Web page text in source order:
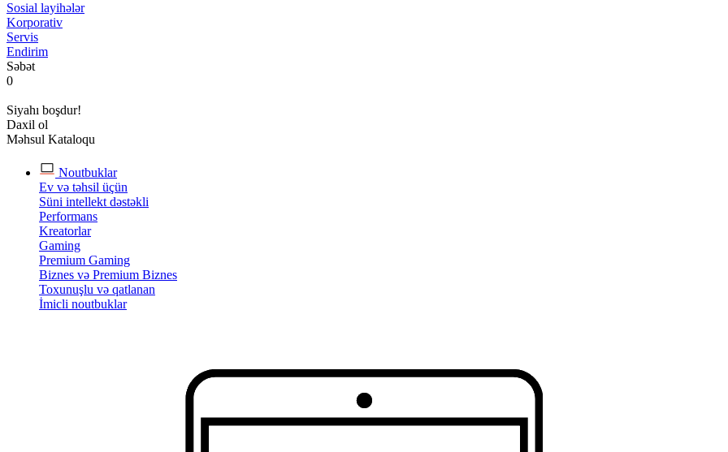
Sosial layihələr
Korporativ
Servis
Endirim
Səbət
0
Siyahı boşdur!
Daxil ol
Məhsul Kataloqu
Noutbuklar
Ev və təhsil üçün
Süni intellekt dəstəkli
Performans
Kreatorlar
Gaming
Premium Gaming
Biznes və Premium Biznes
Toxunuşlu və qatlanan
İmicli noutbuklar